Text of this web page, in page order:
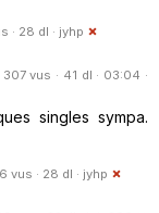
· 28 dl · jyhp
vus · 41 dl · 03:04 ·
singles sympa.
vus · 28 dl · jyhp